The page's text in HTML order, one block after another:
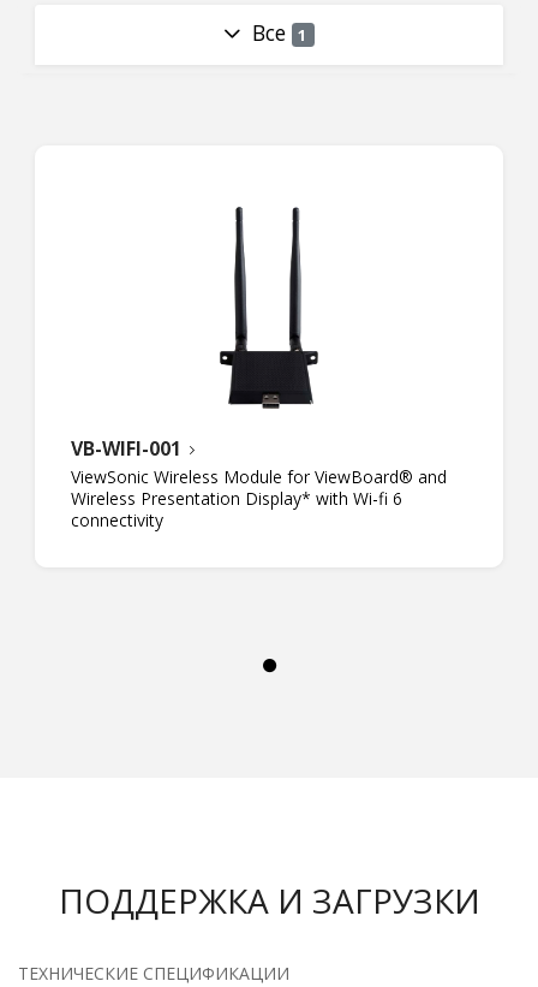
Все 1
VB-WIFI-001
ViewSonic Wireless Module for ViewBoard® and
Wireless Presentation Display* with Wi-fi 6
connectivity
ПОДДЕРЖКА И ЗАГРУЗКИ
ТЕХНИЧЕСКИЕ СПЕЦИФИКАЦИИ